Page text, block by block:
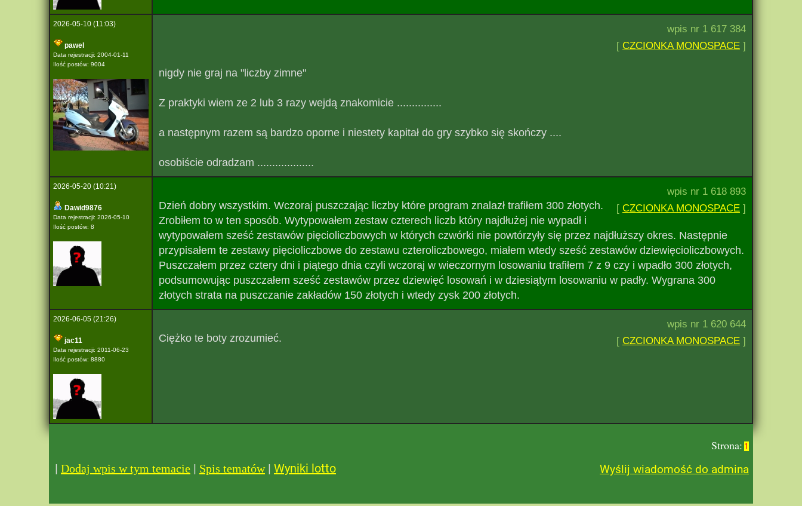
2026-05-10 (11:03)
pawel
Data rejestracji: 2004-01-11
Ilość postów: 9004
wpis nr 1 617 384
[ CZCIONKA MONOSPACE ]
nigdy nie graj na "liczby zimne"
Z praktyki wiem ze 2 lub 3 razy wejdą znakomicie ...............
a następnym razem są bardzo oporne i niestety kapitał do gry szybko się skończy ....
osobiście odradzam ...................
2026-05-20 (10:21)
Dawid9876
Data rejestracji: 2026-05-10
Ilość postów: 8
wpis nr 1 618 893
[ CZCIONKA MONOSPACE ]
Dzień dobry wszystkim. Wczoraj puszczając liczby które program znalazł trafiłem 300 złotych.
Zrobiłem to w ten sposób. Wytypowałem zestaw czterech liczb który najdłużej nie wypadł i
wytypowałem sześć zestawów pięcioliczbowych w których czwórki nie powtórzyły się przez najdłuższy okres. Następnie
przypisałem te zestawy pięcioliczbowe do zestawu czteroliczbowego, miałem wtedy sześć zestawów dziewięcioliczbowych.
Puszczałem przez cztery dni i piątego dnia czyli wczoraj w wieczornym losowaniu trafiłem 7 z 9 czy i wpadło 300 złotych,
podsumowując puszczałem sześć zestawów przez dziewięć losowań i w dziesiątym losowaniu w padły. Wygrana 300
złotych strata na puszczanie zakładów 150 złotych i wtedy zysk 200 złotych.
2026-06-05 (21:26)
jac11
Data rejestracji: 2011-06-23
Ilość postów: 8880
wpis nr 1 620 644
[ CZCIONKA MONOSPACE ]
Ciężko te boty zrozumieć.
| Dodaj wpis w tym temacie | Spis tematów| Wyniki lotto
Strona: 1
Wyślij wiadomość do admina